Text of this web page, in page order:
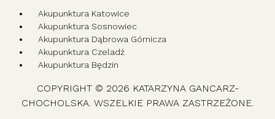
Akupunktura Katowice
Akupunktura Sosnowiec
Akupunktura Dąbrowa Górnicza
Akupunktura Czeladź
Akupunktura Będzin
COPYRIGHT © 2026 KATARZYNA GANCARZ-
CHOCHOLSKA. WSZELKIE PRAWA ZASTRZEŻONE.